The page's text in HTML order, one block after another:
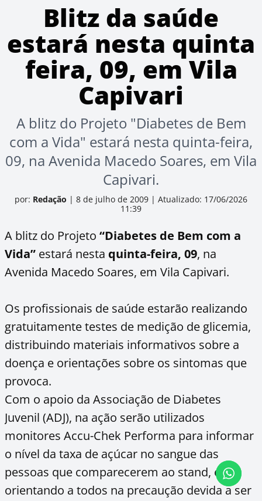
Blitz da saúde
estará nesta quinta
feira, 09, em Vila
Capivari
A blitz do Projeto "Diabetes de Bem
com a Vida" estará nesta quinta-feira,
09, na Avenida Macedo Soares, em Vila
Capivari.
por: Redação | 8 de julho de 2009 | Atualizado: 17/06/2026
11:39
A blitz do Projeto “Diabetes de Bem com a
Vida” estará nesta quinta-feira, 09, na
Avenida Macedo Soares, em Vila Capivari.
Os profissionais de saúde estarão realizando
gratuitamente testes de medição de glicemia,
distribuindo materiais informativos sobre a
doença e orientações sobre os sintomas que
provoca.
Com o apoio da Associação de Diabetes
Juvenil (ADJ), na ação serão utilizados
monitores Accu-Chek Performa para informar
o nível da taxa de açúcar no sangue das
pessoas que comparecerem ao stand, e
orientando a todos na precaução devida a ser